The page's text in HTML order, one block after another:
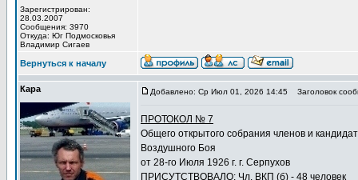
Зарегистрирован:
28.03.2007
Сообщения: 3970
Откуда: Юг Подмосковья
Владимир Сигаев
Вернуться к началу
Кара Добавлено: Ср Июл 01, 2026 14:45 Заголовок
ПРОТОКОЛ № 7
Общего открытого собрания членов и
Воздушного Боя
от 28-го Июля 1926 г. г. Серпухов
ПРИСУТСТВОВАЛО: Чл. ВКП (б) - 48 человек